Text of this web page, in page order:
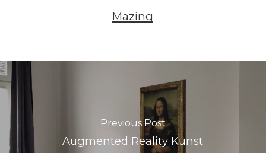
Mazing
Previous Post
Augmented Reality Kunst